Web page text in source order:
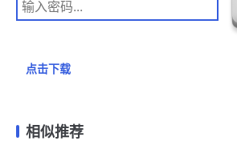
点击下载
相似推荐